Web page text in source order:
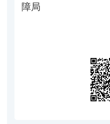
障局
2024年